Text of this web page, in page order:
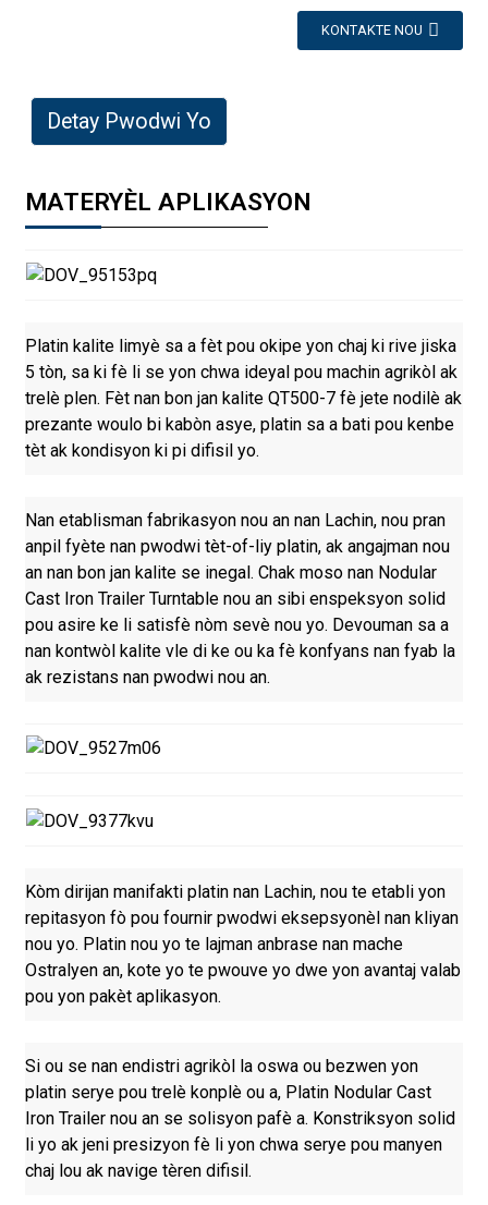
KONTAKTE NOU
Detay Pwodwi Yo
MATERYÈL APLIKASYON
Platin kalite limyè sa a fèt pou okipe yon chaj ki rive jiska
5 tòn, sa ki fè li se yon chwa ideyal pou machin agrikòl ak
trelè plen. Fèt nan bon jan kalite QT500-7 fè jete nodilè ak
prezante woulo bi kabòn asye, platin sa a bati pou kenbe
tèt ak kondisyon ki pi difisil yo.
Nan etablisman fabrikasyon nou an nan Lachin, nou pran
anpil fyète nan pwodwi tèt-of-liy platin, ak angajman nou
an nan bon jan kalite se inegal. Chak moso nan Nodular
Cast Iron Trailer Turntable nou an sibi enspeksyon solid
pou asire ke li satisfè nòm sevè nou yo. Devouman sa a
nan kontwòl kalite vle di ke ou ka fè konfyans nan fyab la
ak rezistans nan pwodwi nou an.
Kòm dirijan manifakti platin nan Lachin, nou te etabli yon
repitasyon fò pou fournir pwodwi eksepsyonèl nan kliyan
nou yo. Platin nou yo te lajman anbrase nan mache
Ostralyen an, kote yo te pwouve yo dwe yon avantaj valab
pou yon pakèt aplikasyon.
Si ou se nan endistri agrikòl la oswa ou bezwen yon
platin serye pou trelè konplè ou a, Platin Nodular Cast
Iron Trailer nou an se solisyon pafè a. Konstriksyon solid
li yo ak jeni presizyon fè li yon chwa serye pou manyen
chaj lou ak navige tèren difisil.